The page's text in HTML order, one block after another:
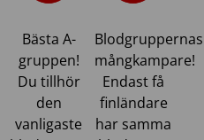
Bästa A-
gruppen!
Du tillhör
den
vanligaste
Blodgruppernas
mångkampare!
Endast få
finländare
har samma